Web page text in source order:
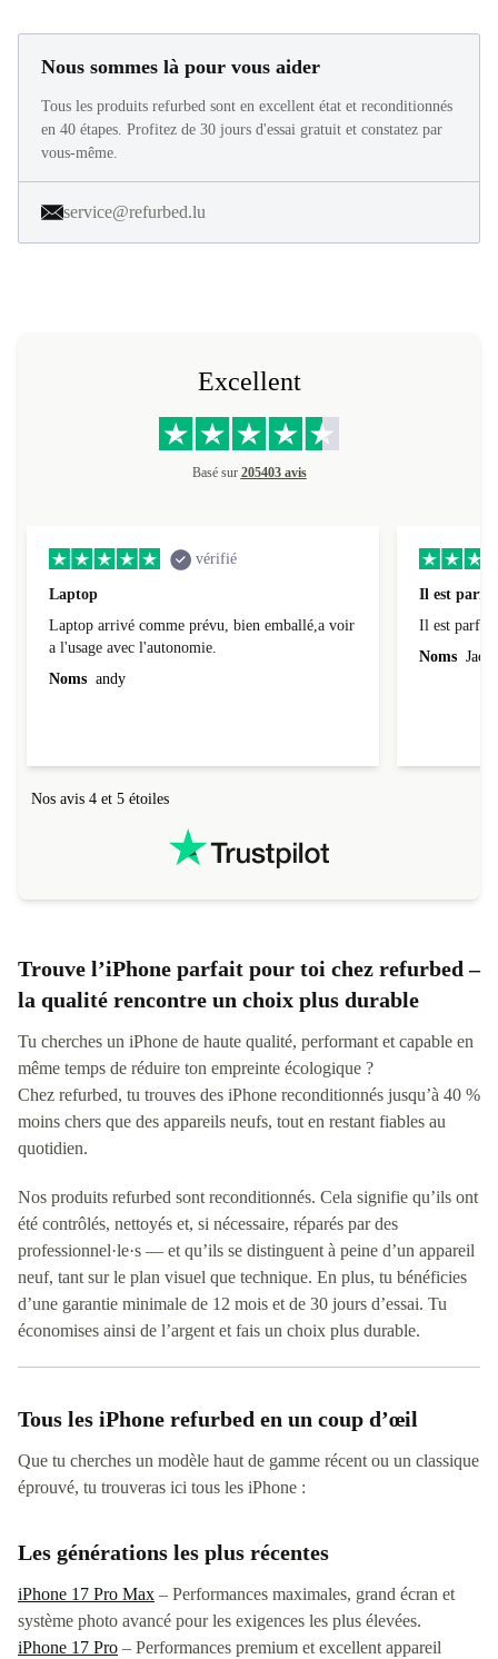
Nous sommes là pour vous aider
Tous les produits refurbed sont en excellent état et reconditionnés
en 40 étapes. Profitez de 30 jours d'essai gratuit et constatez par
vous-même.
service@refurbed.lu
Excellent
Basé sur 205403 avis
vérifié
Laptop
Laptop arrivé comme prévu, bien emballé,a voir
a l'usage avec l'autonomie.
Noms andy
Il est
Il est parfait
Noms
Nos avis 4 et 5 étoiles
Trouve l’iPhone parfait pour toi chez refurbed –
la qualité rencontre un choix plus durable
Tu cherches un iPhone de haute qualité, performant et capable en
même temps de réduire ton empreinte écologique ?
Chez refurbed, tu trouves des iPhone reconditionnés jusqu’à 40 %
moins chers que des appareils neufs, tout en restant fiables au
quotidien.
Nos produits refurbed sont reconditionnés. Cela signifie qu’ils ont
été contrôlés, nettoyés et, si nécessaire, réparés par des
professionnel·le·s — et qu’ils se distinguent à peine d’un appareil
neuf, tant sur le plan visuel que technique. En plus, tu bénéficies
d’une garantie minimale de 12 mois et de 30 jours d’essai. Tu
économises ainsi de l’argent et fais un choix plus durable.
Tous les iPhone refurbed en un coup d’œil
Que tu cherches un modèle haut de gamme récent ou un classique
éprouvé, tu trouveras ici tous les iPhone :
Les générations les plus récentes
iPhone 17 Pro Max – Performances maximales, grand écran et
système photo avancé pour les exigences les plus élevées.
iPhone 17 Pro – Performances premium et excellent appareil